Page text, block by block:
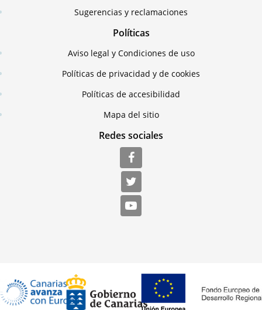
Sugerencias y reclamaciones
Políticas
Aviso legal y Condiciones de uso
Políticas de privacidad y de cookies
Políticas de accesibilidad
Mapa del sitio
Redes sociales